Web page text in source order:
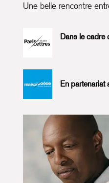
Une belle rencontre
Dans le cadre
En partenariat